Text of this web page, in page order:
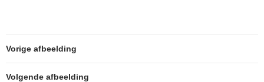
Vorige afbeelding
Volgende afbeelding